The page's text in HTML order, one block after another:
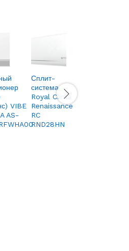
VIBE
AS-
Сплит-
система
Royal Clima
Renaissance
RC
RND28HN